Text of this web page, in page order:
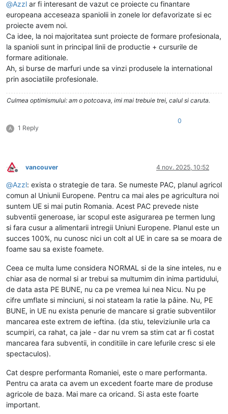
@Azzl ar fi interesant de vazut ce proiecte cu finantare
europeana acceseaza spaniolii in zonele lor defavorizate si ec
proiecte avem noi.
Ca idee, la noi majoritatea sunt proiecte de formare profesionala,
la spanioli sunt in principal linii de productie + cursurile de
formare aditionale.
Ah, si burse de marfuri unde sa vinzi produsele la international
prin asociatiile profesionale.
Culmea optimismului: am o potcoava, imi mai trebuie trei, calul si caruta.
A 1 Reply
0
Deconectat
vancouver 4 nov. 2025, 10:52
@Azzl: exista o strategie de tara. Se numeste PAC, planul agricol
comun al Uniunii Europene. Pentru ca mai ales pe agricultura noi
suntem UE si mai putin Romania. Acest PAC prevede niste
subventii generoase, iar scopul este asigurarea pe termen lung
si fara cusur a alimentarii intregii Uniuni Europene. Planul este un
succes 100%, nu cunosc nici un colt al UE in care sa se moara de
foame sau sa existe foamete.
Ceea ce multa lume considera NORMAL si de la sine inteles, nu e
chiar asa de normal si ar trebui sa multumim din inima partidului,
de data asta PE BUNE, nu ca pe vremea lui nea Nicu. Nu pe
cifre umflate si minciuni, si noi stateam la ratie la pâine. Nu, PE
BUNE, in UE nu exista penurie de mancare si gratie subventiilor
mancarea este extrem de ieftina. (da stiu, televiziunile urla ca
scumpiri, ca rahat, ca jale - dar nu vrem sa stim cat ar fi costat
mancarea fara subventii, in conditiile in care lefurile cresc si ele
spectaculos).
Cat despre performanta Romaniei, este o mare performanta.
Pentru ca arata ca avem un excedent foarte mare de produse
agricole de baza. Mai mare ca oricand. Si asta este foarte
important.